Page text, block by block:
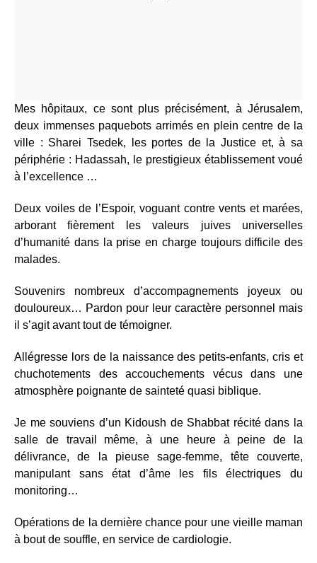
Mes hôpitaux, ce sont plus précisément, à Jérusalem,
deux immenses paquebots arrimés en plein centre de la
ville : Sharei Tsedek, les portes de la Justice et, à sa
périphérie : Hadassah, le prestigieux établissement voué
à l’excellence …
Deux voiles de l’Espoir, voguant contre vents et marées,
arborant fièrement les valeurs juives universelles
d’humanité dans la prise en charge toujours difficile des
malades.
Souvenirs nombreux d’accompagnements joyeux ou
douloureux… Pardon pour leur caractère personnel mais
il s’agit avant tout de témoigner.
Allégresse lors de la naissance des petits-enfants, cris et
chuchotements des accouchements vécus dans une
atmosphère poignante de sainteté quasi biblique.
Je me souviens d’un Kidoush de Shabbat récité dans la
salle de travail même, à une heure à peine de la
délivrance, de la pieuse sage-femme, tête couverte,
manipulant sans état d’âme les fils électriques du
monitoring…
Opérations de la dernière chance pour une vieille maman
à bout de souffle, en service de cardiologie.